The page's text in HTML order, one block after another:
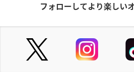
フォローしてより楽しい